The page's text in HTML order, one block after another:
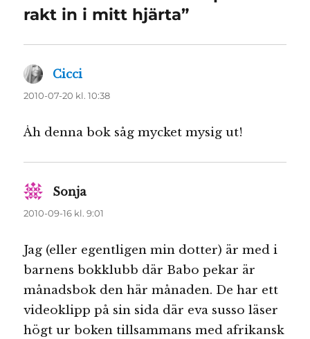
rakt in i mitt hjärta”
Cicci
2010-07-20 kl. 10:38
Åh denna bok såg mycket mysig ut!
Sonja
2010-09-16 kl. 9:01
Jag (eller egentligen min dotter) är med i
barnens bokklubb där Babo pekar är
månadsbok den här månaden. De har ett
videoklipp på sin sida där eva susso läser
högt ur boken tillsammans med afrikansk